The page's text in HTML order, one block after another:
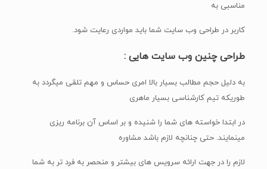
مناسبی به
کاربر در طراحی وب سایت شما باید مواردی رعایت شود.
طراحی چنین وب سایت هایی :
به دلیل حجم مطالب بسیار بالا امری حساس و مهم تلقی میگردد به
طوریکه تیم کارشناسی بسیار ماهری
در ابتدا خواسته های شما را شنیده و بر اساس آن برنامه ریزی
مینمایند. حتی چنانچه لازم باشد مشاوره
لازم را در جهت ارائه سرویس های بیشتر و منحصر به فرد تر به شما